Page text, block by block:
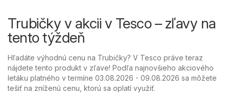
Trubičky v akcii v Tesco – zľavy na
tento týždeň
Hľadáte výhodnú cenu na Trubičky? V Tesco práve teraz
nájdete tento produkt v zľave! Podľa najnovšieho akciového
letáku platného v termíne 03.08.2026 - 09.08.2026 sa môžete
tešiť na zníženú cenu, ktorú sa oplatí využiť.